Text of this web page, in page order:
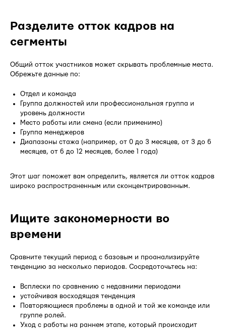
Разделите отток кадров на
сегменты
Общий отток участников может скрывать проблемные места.
Обрежьте данные по:
Отдел и команда
Группа должностей или профессиональная группа и
уровень должности
Место работы или смена (если применимо)
Группа менеджеров
Диапазоны стажа (например, от 0 до 3 месяцев, от 3 до 6
месяцев, от 6 до 12 месяцев, более 1 года)
Этот шаг поможет вам определить, является ли отток кадров
широко распространенным или сконцентрированным.
Ищите закономерности во
времени
Сравните текущий период с базовым и проанализируйте
тенденцию за несколько периодов. Сосредоточьтесь на:
Всплески по сравнению с недавними периодами
устойчивая восходящая тенденция
Повторяющиеся проблемы в одной и той же команде или
группе ролей.
Уход с работы на раннем этапе, который происходит